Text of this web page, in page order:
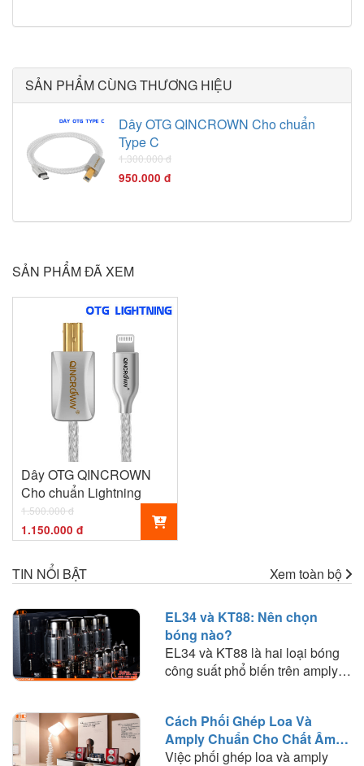
A, đầu còn lại là cổng
USB. Cổng USB-A
thường được sử dụng
để kết nối DAC với máy
tính, cổng USB-C hoặc
SẢN PHẨM CÙNG THƯƠNG HIỆU
Dây OTG QINCROWN Cho chuẩn
Type C
1.300.000 đ
950.000 đ
SẢN PHẨM ĐÃ XEM
Dây OTG QINCROWN
Cho chuẩn Lightning
1.500.000 đ
1.150.000 đ
TIN NỔI BẬT Xem toàn bộ
EL34 và KT88: Nên chọn
bóng nào?
EL34 và KT88 là hai loại bóng
công suất phổ biến trên amply
phối ghép và lựa chọn loại bóng
phù hợp với nhu cầu nghe
nhạc.
Cách Phối Ghép Loa Và
Amply Chuẩn Cho Chất Âm
Hay
Việc phối ghép loa và amply